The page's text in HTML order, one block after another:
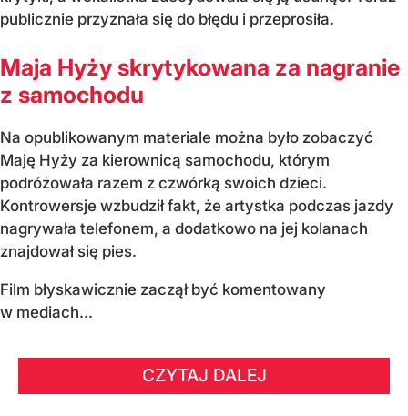
publicznie przyznała się do błędu i przeprosiła.
Maja Hyży skrytykowana za nagranie
z samochodu
Na opublikowanym materiale można było zobaczyć
Maję Hyży za kierownicą samochodu, którym
podróżowała razem z czwórką swoich dzieci.
Kontrowersje wzbudził fakt, że artystka podczas jazdy
nagrywała telefonem, a dodatkowo na jej kolanach
znajdował się pies.
Film błyskawicznie zaczął być komentowany
w mediach...
CZYTAJ DALEJ